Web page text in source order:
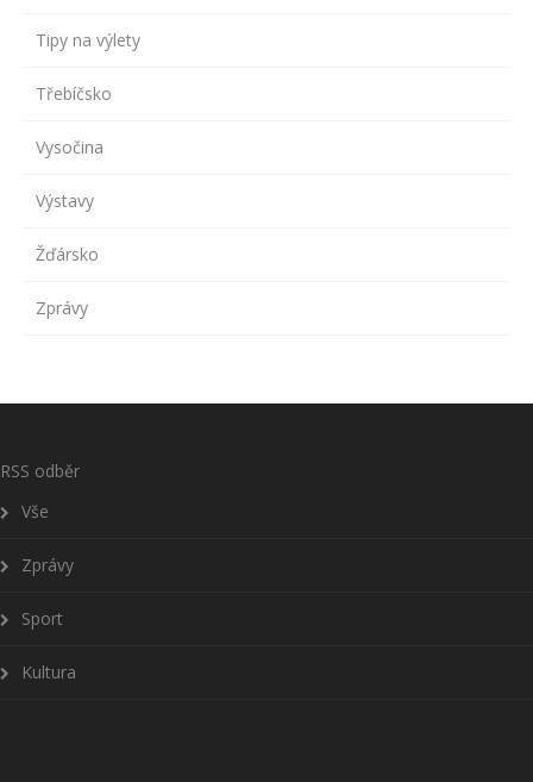
Tipy na výlety
Třebíčsko
Vysočina
Výstavy
Žďársko
Zprávy
RSS odběr
Vše
Zprávy
Sport
Kultura